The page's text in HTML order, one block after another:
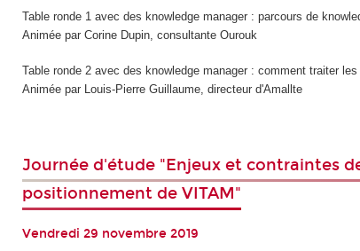
Table ronde 1 avec des knowledge manager : parcours de
Animée par Corine Dupin, consultante Ourouk
Table ronde 2 avec des knowledge manager : comment traiter
Animée par Louis-Pierre Guillaume, directeur d'Amallte
Journée d'étude "Enjeux et contraintes
positionnement de VITAM"
Vendredi 29 novembre 2019